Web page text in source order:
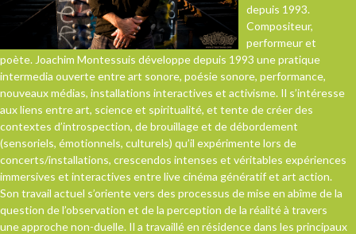
depuis 1993.
Compositeur,
performeur et
poète. Joachim Montessuis développe depuis 1993 une pratique
intermedia ouverte entre art sonore, poésie sonore, performance,
nouveaux médias, installations interactives et activisme. Il s’intéresse
aux liens entre art, science et spiritualité, et tente de créer des
contextes d’introspection, de brouillage et de débordement
(sensoriels, émotionnels, culturels) qu’il expérimente lors de
concerts/installations, crescendos intenses et véritables expériences
immersives et interactives entre live cinéma génératif et art action.
Son travail actuel s’oriente vers des processus de mise en abîme de la
question de l’observation et de la perception de la réalité à travers
une approche non-duelle. Il a travaillé en résidence dans les principaux